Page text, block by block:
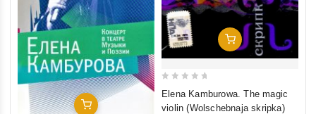
In Den Warenkorb
In Den Warenkorb
Elena Kamburowa. The magic
violin (Wolschebnaja skripka)